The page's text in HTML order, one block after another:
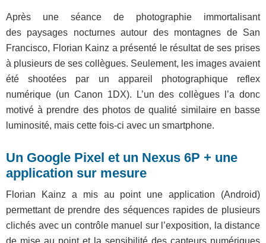
Après une séance de photographie immortalisant
des paysages nocturnes autour des montagnes de San
Francisco, Florian Kainz a présenté le résultat de ses prises
à plusieurs de ses collègues. Seulement, les images avaient
été shootées par un appareil photographique reflex
numérique (un Canon 1DX). L’un des collègues l’a donc
motivé à prendre des photos de qualité similaire en basse
luminosité, mais cette fois-ci avec un smartphone.
Un Google Pixel et un Nexus 6P + une
application sur mesure
Florian Kainz a mis au point une application (Android)
permettant de prendre des séquences rapides de plusieurs
clichés avec un contrôle manuel sur l’exposition, la distance
de mise au point et la sensibilité des capteurs numériques